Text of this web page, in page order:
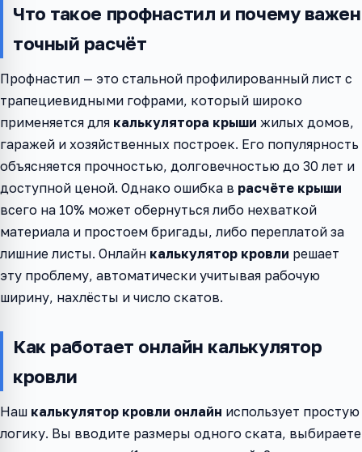
Что такое профнастил и почему важен
точный расчёт
Профнастил — это стальной профилированный лист с
трапециевидными гофрами, который широко
применяется для калькулятора крыши жилых домов,
гаражей и хозяйственных построек. Его популярность
объясняется прочностью, долговечностью до 30 лет и
доступной ценой. Однако ошибка в расчёте крыши
всего на 10% может обернуться либо нехваткой
материала и простоем бригады, либо переплатой за
лишние листы. Онлайн калькулятор кровли решает
эту проблему, автоматически учитывая рабочую
ширину, нахлёсты и число скатов.
Как работает онлайн калькулятор
кровли
Наш калькулятор кровли онлайн использует простую
логику. Вы вводите размеры одного ската, выбираете